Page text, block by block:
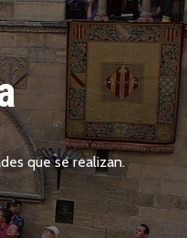
que se realizan.